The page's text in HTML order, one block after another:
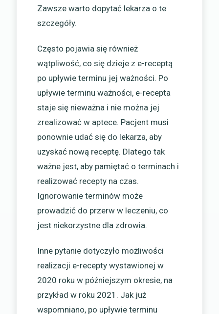
Zawsze warto dopytać lekarza o te
szczegóły.
Często pojawia się również
wątpliwość, co się dzieje z e-receptą
po upływie terminu jej ważności. Po
upływie terminu ważności, e-recepta
staje się nieważna i nie można jej
zrealizować w aptece. Pacjent musi
ponownie udać się do lekarza, aby
uzyskać nową receptę. Dlatego tak
ważne jest, aby pamiętać o terminach i
realizować recepty na czas.
Ignorowanie terminów może
prowadzić do przerw w leczeniu, co
jest niekorzystne dla zdrowia.
Inne pytanie dotyczyło możliwości
realizacji e-recepty wystawionej w
2020 roku w późniejszym okresie, na
przykład w roku 2021. Jak już
wspomniano, po upływie terminu